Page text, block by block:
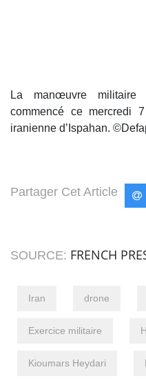
La manœuvre militaire
commencé ce mercredi
iranienne d’Ispahan.
Partager Cet Article
SOURCE: FRENCH
Iran drone
Exercice militaire
Kioumars Heydari